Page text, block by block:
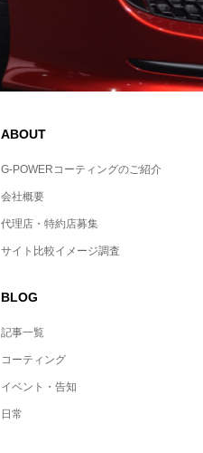
ABOUT
G-POWERコーティングのご紹介
会社概要
代理店・特約店募集
サイト比較イメージ調査
BLOG
記事一覧
コーティング
イベント・告知
日常